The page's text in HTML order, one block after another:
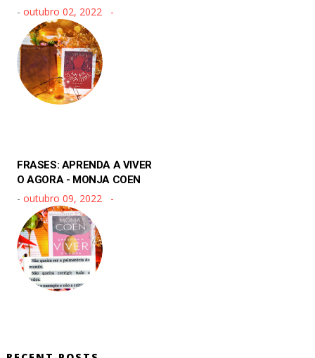
- outubro 02, 2022
FRASES: APRENDA A VIVER
O AGORA - MONJA COEN
- outubro 09, 2022